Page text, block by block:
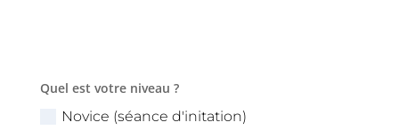
Quel est votre niveau ?
Novice (séance d'initation)